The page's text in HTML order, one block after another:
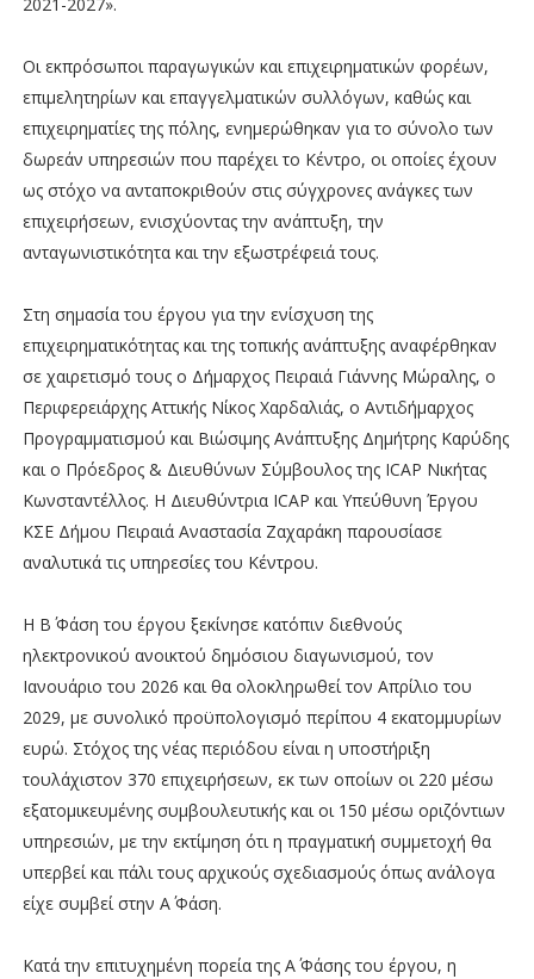
Οι εκπρόσωποι παραγωγικών και επιχειρηματικών φορέων,
επιμελητηρίων και επαγγελματικών συλλόγων, καθώς και
επιχειρηματίες της πόλης, ενημερώθηκαν για το σύνολο των
δωρεάν υπηρεσιών που παρέχει το Κέντρο, οι οποίες έχουν
ως στόχο να ανταποκριθούν στις σύγχρονες ανάγκες των
επιχειρήσεων, ενισχύοντας την ανάπτυξη, την
ανταγωνιστικότητα και την εξωστρέφειά τους.
Στη σημασία του έργου για την ενίσχυση της
επιχειρηματικότητας και της τοπικής ανάπτυξης αναφέρθηκαν
σε χαιρετισμό τους ο Δήμαρχος Πειραιά Γιάννης Μώραλης, ο
Περιφερειάρχης Αττικής Νίκος Χαρδαλιάς, ο Αντιδήμαρχος
Προγραμματισμού και Βιώσιμης Ανάπτυξης Δημήτρης Καρύδης
και ο Πρόεδρος & Διευθύνων Σύμβουλος της ICAP Νικήτας
Κωνσταντέλλος. Η Διευθύντρια ICAP και Υπεύθυνη Έργου
ΚΣΕ Δήμου Πειραιά Αναστασία Ζαχαράκη παρουσίασε
αναλυτικά τις υπηρεσίες του Κέντρου.
Η Β΄ Φάση του έργου ξεκίνησε κατόπιν διεθνούς
ηλεκτρονικού ανοικτού δημόσιου διαγωνισμού, τον
Ιανουάριο του 2026 και θα ολοκληρωθεί τον Απρίλιο του
2029, με συνολικό προϋπολογισμό περίπου 4 εκατομμυρίων
ευρώ. Στόχος της νέας περιόδου είναι η υποστήριξη
τουλάχιστον 370 επιχειρήσεων, εκ των οποίων οι 220 μέσω
εξατομικευμένης συμβουλευτικής και οι 150 μέσω οριζόντιων
υπηρεσιών, με την εκτίμηση ότι η πραγματική συμμετοχή θα
υπερβεί και πάλι τους αρχικούς σχεδιασμούς όπως ανάλογα
είχε συμβεί στην Α΄ Φάση.
Κατά την επιτυχημένη πορεία της Α΄ Φάσης του έργου, η